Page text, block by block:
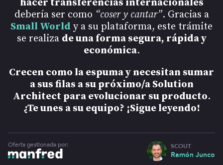
hacer transferencias internacionales
debería ser como “coser y cantar”. Gracias a
Small World y a su plataforma, este trámite
se realiza de una forma segura, rápida y
económica.
Crecen como la espuma y necesitan sumar
a sus filas a su próximo/a Solution
Architect para evolucionar su producto.
¿Te unes a su equipo? ¡Sigue leyendo!
Oferta gestionada por: SCOUT
Ramón Junco